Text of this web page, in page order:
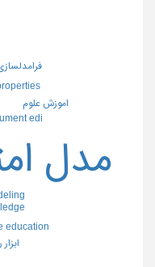
مدل
edi
education
اموزش علوم